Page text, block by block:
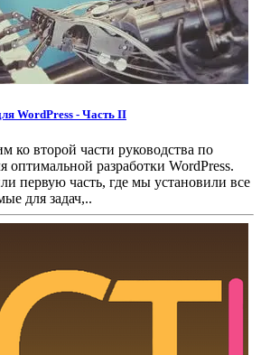
WordPress - Часть II
ко второй части руководства по
оптимальной разработки WordPress.
первую часть, где мы установили все
для задач,..